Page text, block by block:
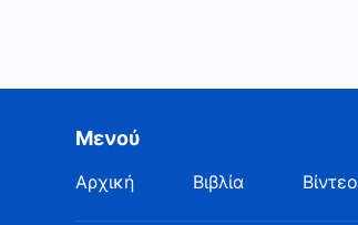
Μενού
Αρχική Βιβλία Βίντεο